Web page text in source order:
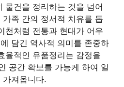
물건을 정리하는 것을 넘어
족 간의 정서적 치유를 돕
천처럼 전통과 현대가 어우
담긴 역사적 의미를 존중하
율적인 유품정리는 감정을
공간 확보를 가능케 하여 일
가져옵니다.